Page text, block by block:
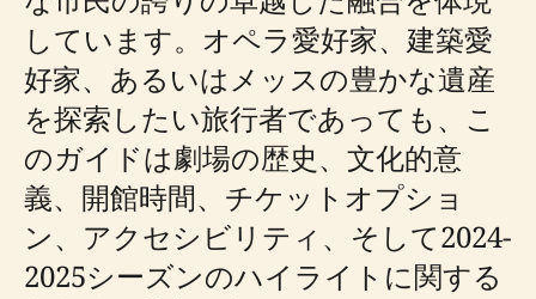
しています。オペラ愛好家、建築愛
好家、あるいはメッスの豊かな遺産
を探索したい旅行者であっても、こ
のガイドは劇場​​の歴史、文化的意
義、開館時間、チケットオプショ
ン、アクセシビリティ、そして2024-
2025シーズンのハイライトに関する